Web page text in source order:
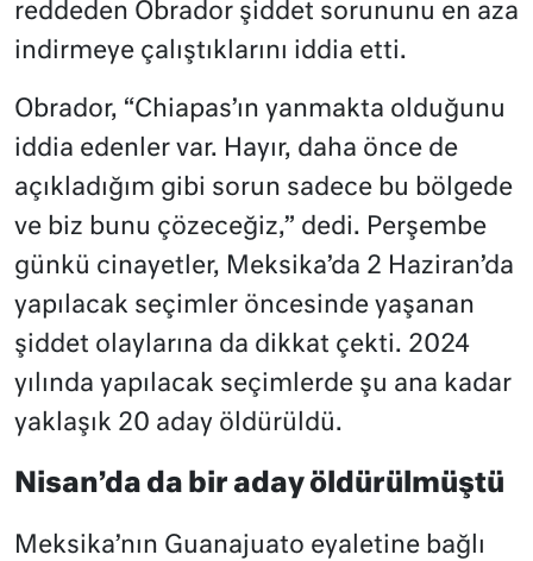
reddeden Obrador şiddet sorununu en aza
indirmeye çalıştıklarını iddia etti.
Obrador, “Chiapas’ın yanmakta olduğunu
iddia edenler var. Hayır, daha önce de
açıkladığım gibi sorun sadece bu bölgede
ve biz bunu çözeceğiz,” dedi. Perşembe
günkü cinayetler, Meksika’da 2 Haziran’da
yapılacak seçimler öncesinde yaşanan
şiddet olaylarına da dikkat çekti. 2024
yılında yapılacak seçimlerde şu ana kadar
yaklaşık 20 aday öldürüldü.
Nisan’da da bir aday öldürülmüştü
Meksika’nın Guanajuato eyaletine bağlı